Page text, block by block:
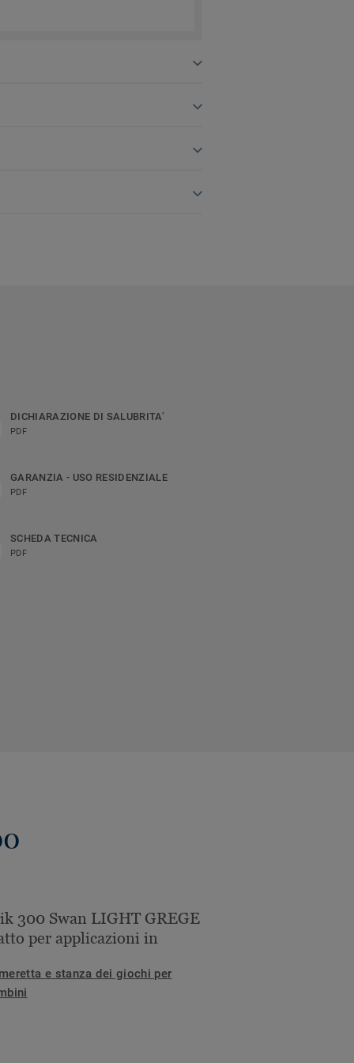
DICHIARAZIONE DI SALUBRITA’
PDF
GARANZIA - USO RESIDENZIALE
PDF
SCHEDA TECNICA
PDF
300 Swan LIGHT GREGE
per applicazioni in
e stanza dei giochi per